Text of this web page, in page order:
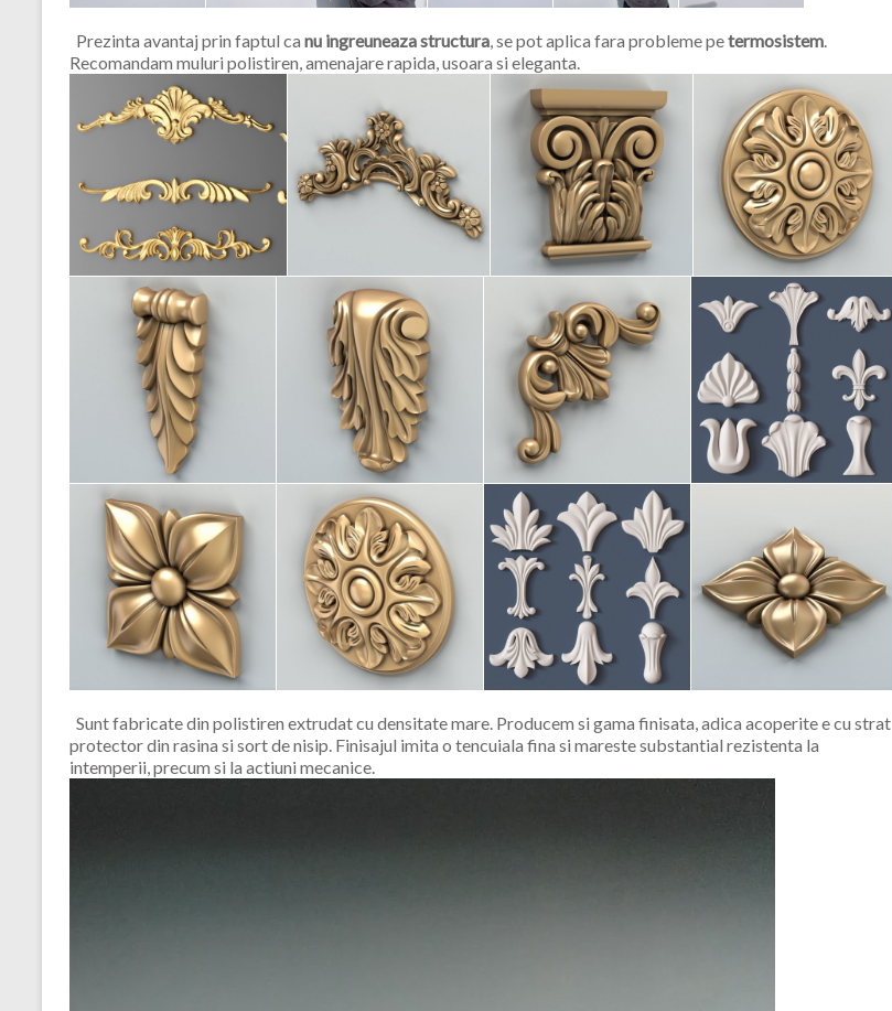
Prezinta avantaj prin faptul ca nu ingreuneaza structura, se pot aplica fara probleme petermosistem.
Recomandam muluri polistiren, amenajare rapida, usoara si eleganta.
Sunt fabricate din polistiren extrudat cu densitate mare. Producem si gama finisata, adica acoperite e cu strat
protector din rasina si sort de nisip. Finisajul imita o tencuiala fina si mareste substantial rezistenta la
intemperii, precum si la actiuni mecanice.